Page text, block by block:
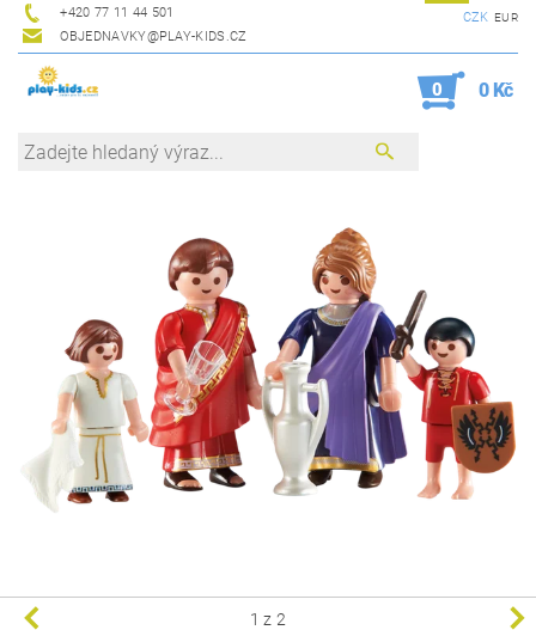
+420 77 11 44 501
OBJEDNAVKY@PLAY-KIDS.CZ
CZK EUR
0 0 Kč
1 z 2